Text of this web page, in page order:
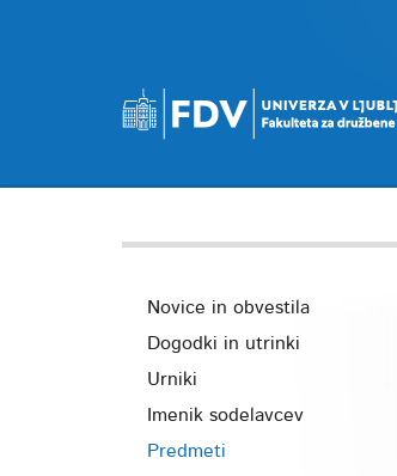
Novice in obvestila
Dogodki in utrinki
Urniki
Imenik sodelavcev
Predmeti